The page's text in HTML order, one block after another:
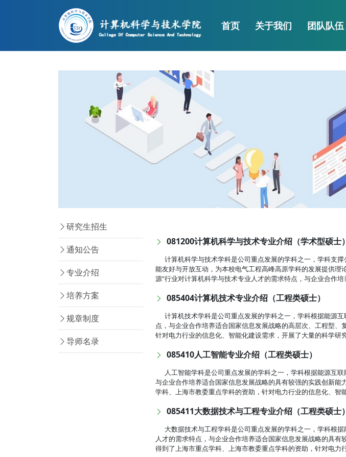
首页 关于我们 团队队伍
研究生招生
通知公告
专业介绍
培养方案
规章制度
导师名录
081200计算机科学与技术专业介绍（学术型硕士）
计算机科学与技术学科是公司重点发展的学科之一，学科支
能友好与开放互动，为本校电气工程高峰高原学科的发展提供
源”行业对计算机科学与技术专业人才的需求特点，与企业合作
085404计算机技术专业介绍（工程类硕士）
计算机技术学科是公司重点发展的学科之一，学科根据能源
点，与企业合作培养适合国家信息发展战略的高层次、工程型
针对电力行业的信息化、智能化建设需求，开展了大量的科学
085410人工智能专业介绍（工程类硕士）
人工智能学科是公司重点发展的学科之一，学科根据能源互
与企业合作培养适合国家信息发展战略的具有较强的实践创新
学科、上海市教委重点学科的资助，针对电力行业的信息化、
085411大数据技术与工程专业介绍（工程类硕士）
大数据技术与工程学科是公司重点发展的学科之一，学科根
人才的需求特点，与企业合作培养适合国家信息发展战略的具
得到了上海市重点学科、上海市教委重点学科的资助，针对电